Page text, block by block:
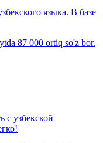
языка. В базе
87 000 ortiq so'z bor.
с узбекской